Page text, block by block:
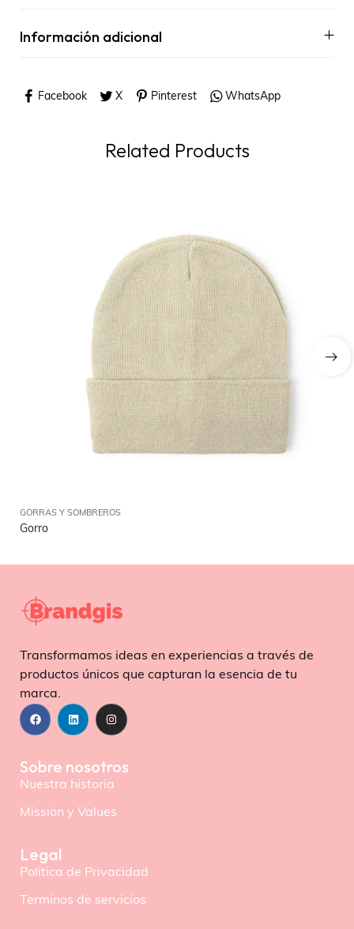
Información adicional
Facebook X Pinterest WhatsApp
Related Products
GORRAS Y SOMBREROS
Gorro
Transformamos ideas en experiencias a través de
productos únicos que capturan la esencia de tu
marca.
Sobre nosotros
Nuestra historia
Mission y Values
Legal
Politica de Privacidad
Terminos de servicios